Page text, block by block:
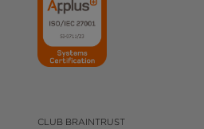
CLUB BRAINTRUST